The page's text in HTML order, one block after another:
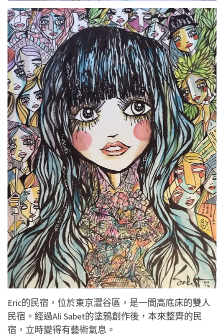
Eric的民宿，位於東京澀谷區，是一間高底床的雙人
民宿。經過Ali Sabet的塗鴉創作後，本來整齊的民
宿，立時變得有藝術氣息。